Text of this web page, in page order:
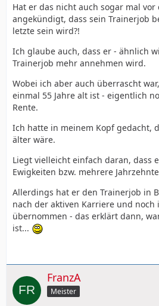
Hat er das nicht auch sogar mal vor
angekündigt, dass sein Trainerjob
letzte sein wird?!
Ich glaube auch, dass er - ähnlich
Trainerjob mehr annehmen wird.
Wobei ich aber auch überrascht
einmal 55 Jahre alt ist - eigentlich
Rente.
Ich hatte in meinem Kopf gedacht,
älter wäre.
Liegt vielleicht einfach daran, dass
Ewigkeiten bzw. mehrere
Allerdings hat er den Trainerjob in
nach der aktiven Karriere und noch
übernommen - das erklärt dann,
ist...
FranzA
Meister